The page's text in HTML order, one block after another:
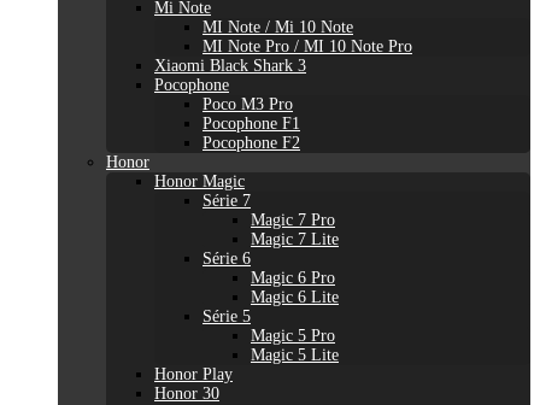
Mi Note
MI Note / Mi 10 Note
MI Note Pro / MI 10 Note Pro
Xiaomi Black Shark 3
Pocophone
Poco M3 Pro
Pocophone F1
Pocophone F2
Honor
Honor Magic
Série 7
Magic 7 Pro
Magic 7 Lite
Série 6
Magic 6 Pro
Magic 6 Lite
Série 5
Magic 5 Pro
Magic 5 Lite
Honor Play
Honor 30